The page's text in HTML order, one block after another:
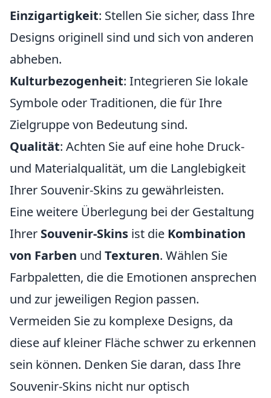
Einzigartigkeit: Stellen Sie sicher, dass Ihre
Designs originell sind und sich von anderen
abheben.
Kulturbezogenheit: Integrieren Sie lokale
Symbole oder Traditionen, die für Ihre
Zielgruppe von Bedeutung sind.
Qualität: Achten Sie auf eine hohe Druck-
und Materialqualität, um die Langlebigkeit
Ihrer Souvenir-Skins zu gewährleisten.
Eine weitere Überlegung bei der Gestaltung
Ihrer Souvenir-Skins ist die Kombination
von Farben und Texturen. Wählen Sie
Farbpaletten, die die Emotionen ansprechen
und zur jeweiligen Region passen.
Vermeiden Sie zu komplexe Designs, da
diese auf kleiner Fläche schwer zu erkennen
sein können. Denken Sie daran, dass Ihre
Souvenir-Skins nicht nur optisch